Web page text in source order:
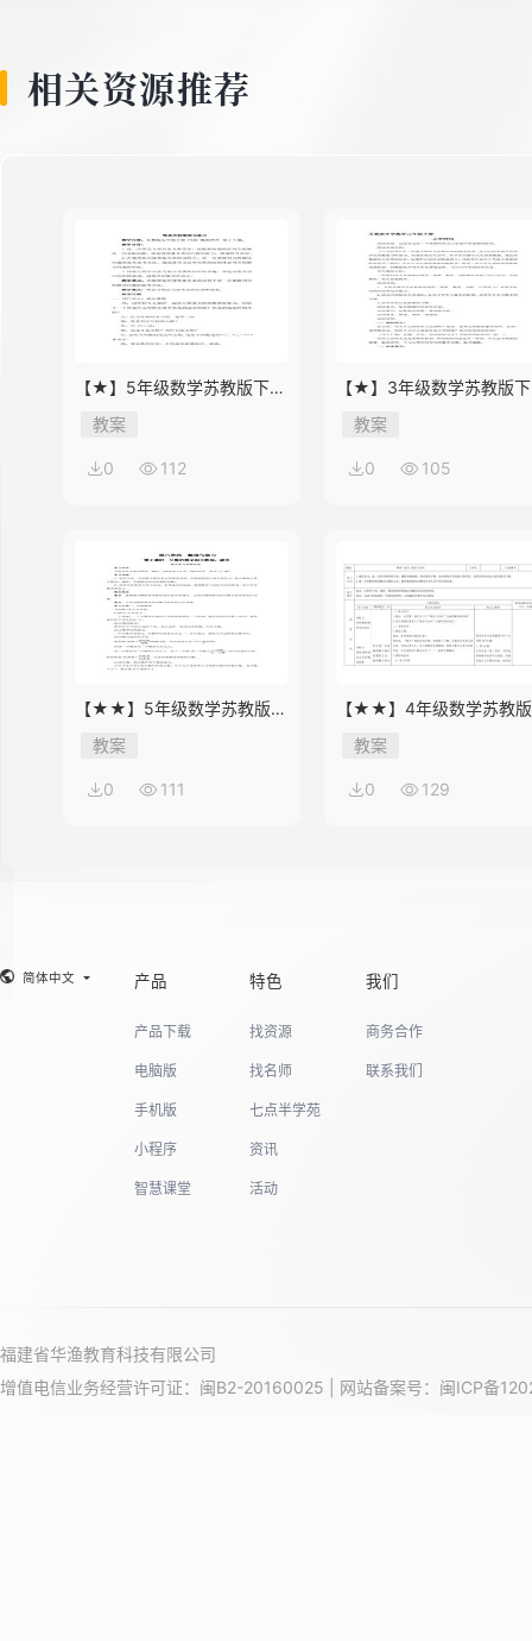
相关资源推荐
【★】5年级数学苏教版下册
教案第8单元《单元复习》
教案
0 112
【★】3年级数学苏教版
教案第9单元后《上学时
教案
0 105
【★★】5年级数学苏教版下
册教案第8单元《单元复习》
教案
0 111
【★★】4年级数学苏教
册教案第9单元《单元复
教案
0 129
简体中文 产品
产品下载
电脑版
手机版
小程序
智慧课堂
特色
找资源
找名师
七点半学苑
资讯
活动
我们
商务合作
联系我们
福建省华渔教育科技有限公司
增值电信业务经营许可证：闽B2-20160025 | 网站备案号： 闽ICP备